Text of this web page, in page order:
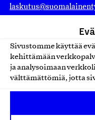
Sivustomme käyttää
kehittämään
ja analysoimaan
välttämättömiä, jotta
Avainlippu
Design From Finland